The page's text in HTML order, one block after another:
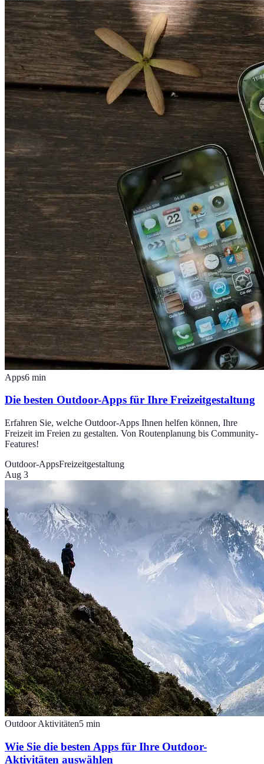
Apps6 min
Die besten Outdoor-Apps für Ihre Freizeitgestaltung
Erfahren Sie, welche Outdoor-Apps Ihnen helfen können, Ihre
Freizeit im Freien zu gestalten. Von Routenplanung bis Community-
Features!
Outdoor-AppsFreizeitgestaltung
Aug 3
Outdoor Aktivitäten5 min
Wie Sie die besten Apps für Ihre Outdoor-
Aktivitäten auswählen